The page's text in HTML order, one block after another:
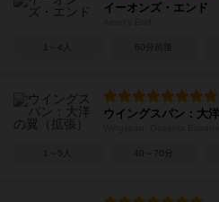
イーオンズ・エンド
1～4人 60分前後
ウイングスパン：大
1～5人 40～70分